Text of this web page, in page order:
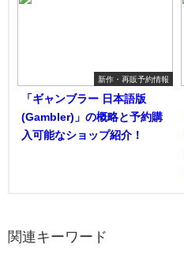
新作・再販予約情報
「ギャンブラー 日本語版
(Gambler)」の概略と予約購
入可能なショップ紹介！
関連キーワード